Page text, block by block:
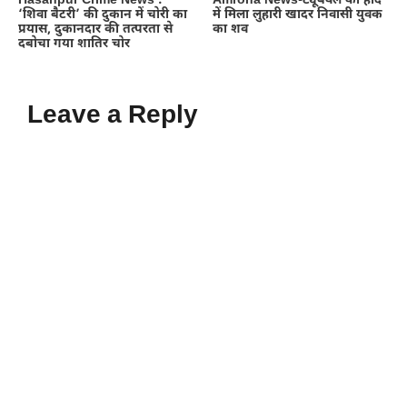
‘शिवा बैटरी’ की दुकान में चोरी का
प्रयास, दुकानदार की तत्परता से
दबोचा गया शातिर चोर
में मिला लुहारी खादर निवासी युवक
का शव
Leave a Reply